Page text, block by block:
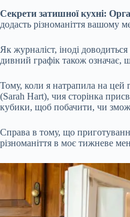
Секрети затишної кухні:
додасть різноманіття вашому
Як журналіст, іноді
дивний графік також означає,
Тому, коли я натрапила на цей
(Sarah Hart), чия сторінка
кубики, щоб побачити, чи
Справа в тому, що
різноманіття в моє тижневе